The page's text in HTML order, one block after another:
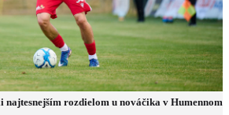
rozdielom u nováčika v Humennom